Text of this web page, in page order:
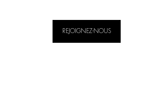
REJOIGNEZ-NOUS